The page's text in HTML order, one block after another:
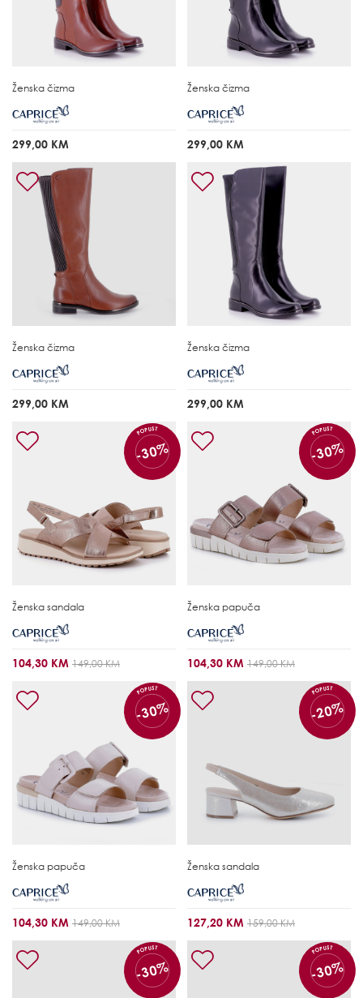
Ženska čizma
299,00 KM
Ženska čizma
299,00 KM
Ženska čizma
299,00 KM
Ženska čizma
299,00 KM
POPUST
-30%
Ženska sandala
104,30 KM 149,00 KM
POPUST
-30%
Ženska papuča
104,30 KM 149,00 KM
POPUST
-30%
Ženska papuča
104,30 KM 149,00 KM
POPUST
-20%
Ženska sandala
127,20 KM 159,00 KM
POPUST
-30%
POPUST
-30%